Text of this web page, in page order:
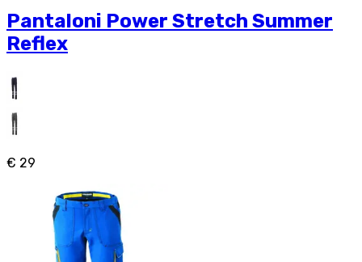
Pantaloni Power Stretch Summer
Reflex
€ 29